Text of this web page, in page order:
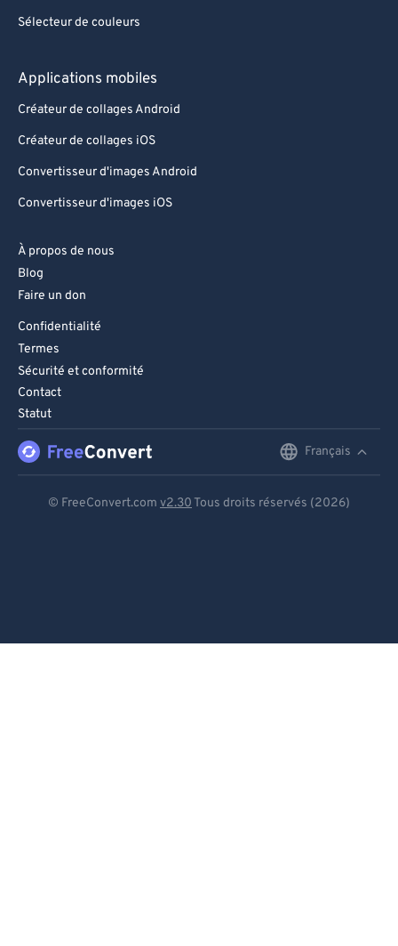
Sélecteur de couleurs
Applications mobiles
Créateur de collages Android
Créateur de collages iOS
Convertisseur d'images Android
Convertisseur d'images iOS
À propos de nous
Blog
Faire un don
Confidentialité
Termes
Sécurité et conformité
Contact
Statut
Français
© FreeConvert.com v2.30 Tous droits réservés (2026)